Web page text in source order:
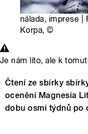
nálada, imprese |
Korpa,©
Je nám líto, ale k
Čtení ze sbírky
ocenění Magnesia
dobu osmi týdnů po